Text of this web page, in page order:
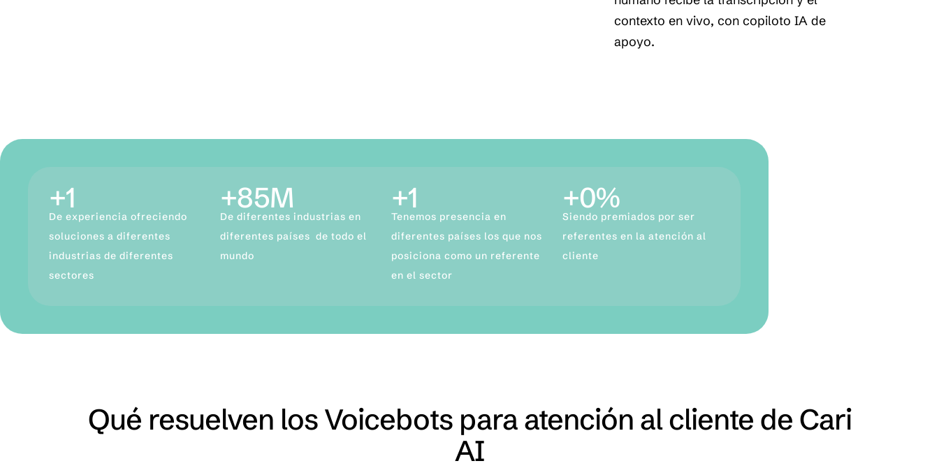
contexto en vivo, con copiloto IA de
apoyo.
De experiencia ofreciendo
soluciones a diferentes
industrias de diferentes
sectores
+10
De diferentes industrias en
diferentes países de todo el
mundo
+475M
Tenemos presencia en
diferentes países los que nos
posiciona como un referente
en el sector
+8
Siendo premiados por ser
referentes en la atención al
cliente
+4%
Qué resuelven los Voicebots para atención al cliente de Cari
AI